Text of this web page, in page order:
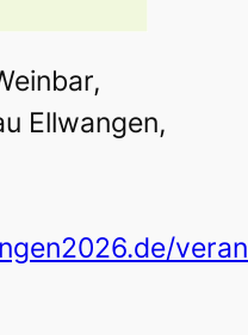
Ellwangen,